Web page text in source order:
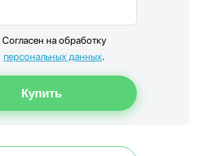
Согласен на обработку
персональных данных.